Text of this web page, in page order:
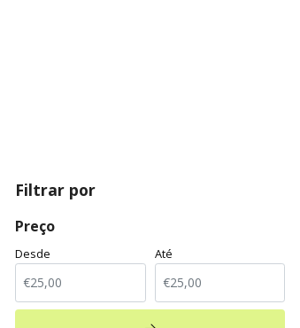
Filtrar por
Preço
Desde Até